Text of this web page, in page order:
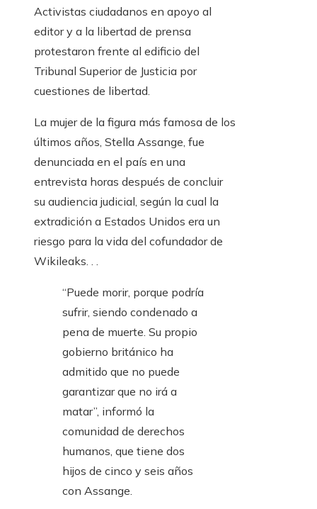
Activistas ciudadanos en apoyo al
editor y a la libertad de prensa
protestaron frente al edificio del
Tribunal Superior de Justicia por
cuestiones de libertad.
La mujer de la figura más famosa de los
últimos años, Stella Assange, fue
denunciada en el país en una
entrevista horas después de concluir
su audiencia judicial, según la cual la
extradición a Estados Unidos era un
riesgo para la vida del cofundador de
Wikileaks. . .
“Puede morir, porque podría
sufrir, siendo condenado a
pena de muerte. Su propio
gobierno británico ha
admitido que no puede
garantizar que no irá a
matar”, informó la
comunidad de derechos
humanos, que tiene dos
hijos de cinco y seis años
con Assange.